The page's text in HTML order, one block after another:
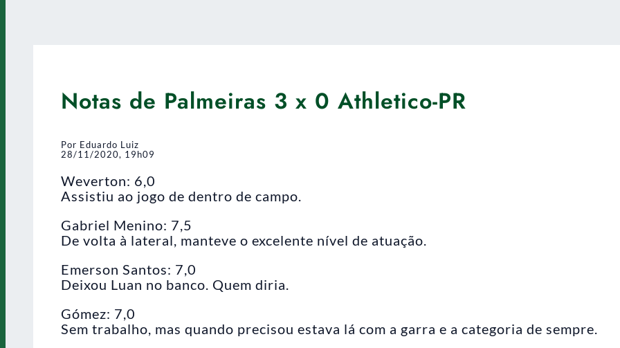
Notas de Palmeiras 3 x 0 Athletico-PR
Por Eduardo Luiz
28/11/2020, 19h09
Weverton: 6,0
Assistiu ao jogo de dentro de campo.
Gabriel Menino: 7,5
De volta à lateral, manteve o excelente nível de atuação.
Emerson Santos: 7,0
Deixou Luan no banco. Quem diria.
Gómez: 7,0
Sem trabalho, mas quando precisou estava lá com a garra e a categoria de sempre.